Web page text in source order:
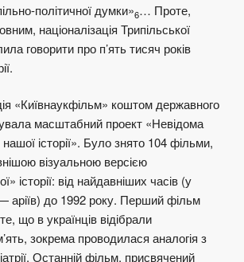
політичної думки»6… Проте,
націоналізація Трипільської
говорити про п’ять тисяч років
«Київнаукфільм» коштом державного
масштабний проект «Невідома
історії». Було знято 104 фільми,
візуальною версією
історії: від найдавніших часів (у
аріїв) до 1992 року. Перший фільм
що в українців відібрали
зокрема проводилася аналогія з
Останній фільм, присвячений